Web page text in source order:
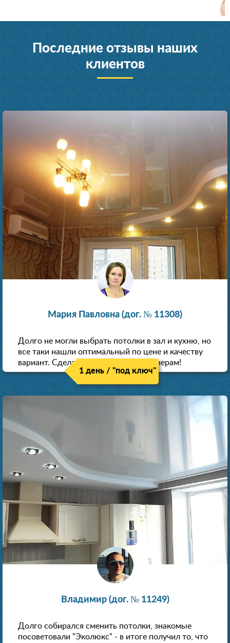
Последние отзывы наших
клиентов
Мария Павловна (дог. № 11308)
Долго не могли выбрать потолки в зал и кухню, но
все таки нашли оптимальный по цене и качеству
вариант. Сделали скидку как пенсионерам!
1 день / "под ключ"
Владимир (дог. № 11249)
Долго собирался сменить потолки, знакомые
посоветовали "Эколюкс" - в итоге получил то, что